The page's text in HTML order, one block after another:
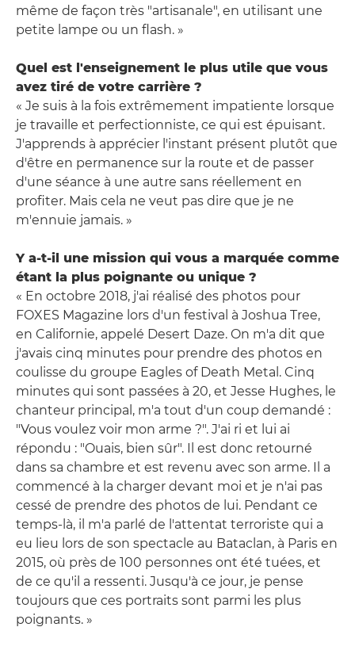
même de façon très "artisanale", en utilisant une
petite lampe ou un flash. »
Quel est l'enseignement le plus utile que vous
avez tiré de votre carrière ?
« Je suis à la fois extrêmement impatiente lorsque
je travaille et perfectionniste, ce qui est épuisant.
J'apprends à apprécier l'instant présent plutôt que
d'être en permanence sur la route et de passer
d'une séance à une autre sans réellement en
profiter. Mais cela ne veut pas dire que je ne
m'ennuie jamais. »
Y a-t-il une mission qui vous a marquée comme
étant la plus poignante ou unique ?
« En octobre 2018, j'ai réalisé des photos pour
FOXES Magazine lors d'un festival à Joshua Tree,
en Californie, appelé Desert Daze. On m'a dit que
j'avais cinq minutes pour prendre des photos en
coulisse du groupe Eagles of Death Metal. Cinq
minutes qui sont passées à 20, et Jesse Hughes, le
chanteur principal, m'a tout d'un coup demandé :
"Vous voulez voir mon arme ?". J'ai ri et lui ai
répondu : "Ouais, bien sûr". Il est donc retourné
dans sa chambre et est revenu avec son arme. Il a
commencé à la charger devant moi et je n'ai pas
cessé de prendre des photos de lui. Pendant ce
temps-là, il m'a parlé de l'attentat terroriste qui a
eu lieu lors de son spectacle au Bataclan, à Paris en
2015, où près de 100 personnes ont été tuées, et
de ce qu'il a ressenti. Jusqu'à ce jour, je pense
toujours que ces portraits sont parmi les plus
poignants. »